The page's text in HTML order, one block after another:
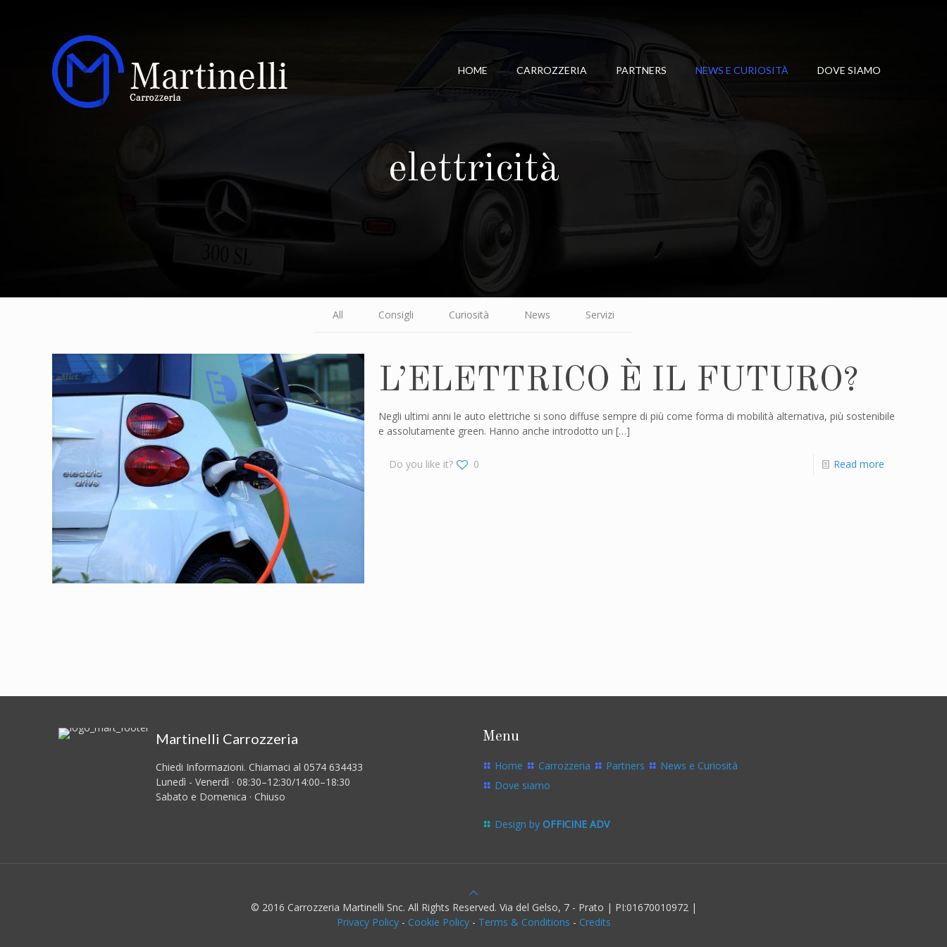
HOME CARROZZERIA PARTNERS NEWS E CURIOSITÀ DOVE SIAMO
elettricità
All Consigli Curiosità News Servizi
L’ELETTRICO È IL FUTURO?
Negli ultimi anni le auto elettriche si sono diffuse sempre di più come forma di mobilità alternativa, più sostenibile
e assolutamente green. Hanno anche introdotto un […]
Do you like it? 0 Read more
Martinelli Carrozzeria
Chiedi Informazioni. Chiamaci al 0574 634433
Lunedì - Venerdì · 08:30–12:30/14:00–18:30
Sabato e Domenica · Chiuso
Menu
Home Carrozzeria Partners
News e Curiosità
Dove siamo
Design by OFFICINE ADV
© 2016 Carrozzeria Martinelli Snc. All Rights Reserved. Via del Gelso, 7 - Prato | PI:01670010972 |
Privacy Policy- Cookie Policy- Terms & Conditions - Credits